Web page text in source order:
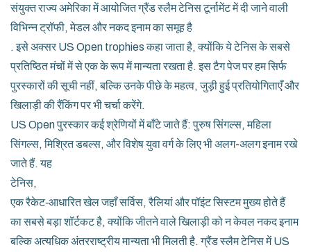
संयुक्त राज्य अमेरिका में आयोजित ग्रैंड स्लैम टेनिस टूर्नामेंट में दी जाने वाली
विभिन्न ट्रॉफी, मेडल और नकद इनाम का समूह है
. इसे अक्सर US Open trophiesकहा जाता है, क्योंकि ये टेनिस के सबसे
प्रतिष्ठित मंचों में से एक के रूप में मान्यता रखता है. इस टैग पेज पर हम सिर्फ
पुरस्कारों की सूची नहीं, बल्कि उनके पीछे के महत्व, जुड़ी हुई प्रतियोगिताएँ और
खिलाड़ी की रैंकिंग पर भी चर्चा करेंगे.
US Open पुरस्कार कई श्रेणियों में बाँटे जाते हैं: पुरुष सिंगल्स, महिला
सिंगल्स, मिश्रित डबल्स, और विशेष युवा वर्ग के लिए भी अलग-अलग इनाम रखे
जाते हैं. यह
टेनिस,
एक रैकेट‑आधारित खेल जहाँ सर्विस, रैलियां और पॉइंट सिस्टम मुख्य होते हैं
का सबसे बड़ा शॉर्टकट है, क्योंकि जीतने वाले खिलाड़ी को न केवल नकद इनाम
बल्कि अत्यधिक अंतरराष्ट्रीय मान्यता भी मिलती है. ग्रैंड स्लैम टेनिस में US